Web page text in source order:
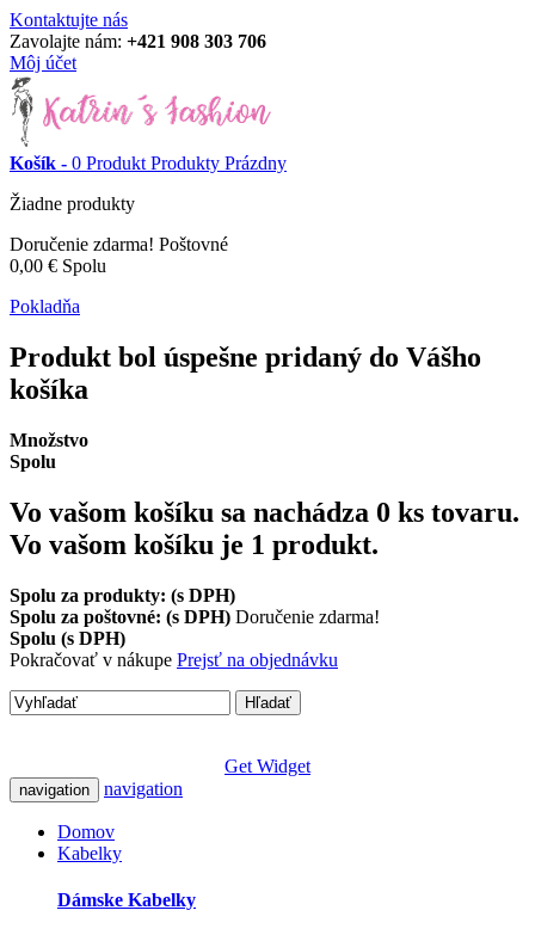
Kontaktujte nás
Zavolajte nám: +421 908 303 706
Môj účet
Košík - 0 Produkt Produkty Prázdny
Žiadne produkty
Doručenie zdarma! Poštovné
0,00 € Spolu
Pokladňa
Produkt bol úspešne pridaný do Vášho
košíka
Množstvo
Spolu
Vo vašom košíku sa nachádza 0 ks tovaru.
Vo vašom košíku je 1 produkt.
Spolu za produkty: (s DPH)
Spolu za poštovné: (s DPH) Doručenie zdarma!
Spolu (s DPH)
Pokračovať v nákupe Prejsť na objednávku
Hľadať
Get Widget
navigation navigation
Domov
Kabelky
Dámske Kabelky